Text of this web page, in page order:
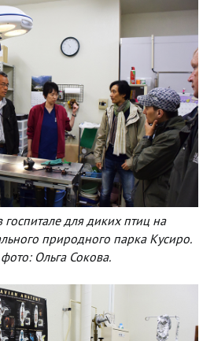
для диких птиц на
природного парка Кусиро.
Ольга Сокова.